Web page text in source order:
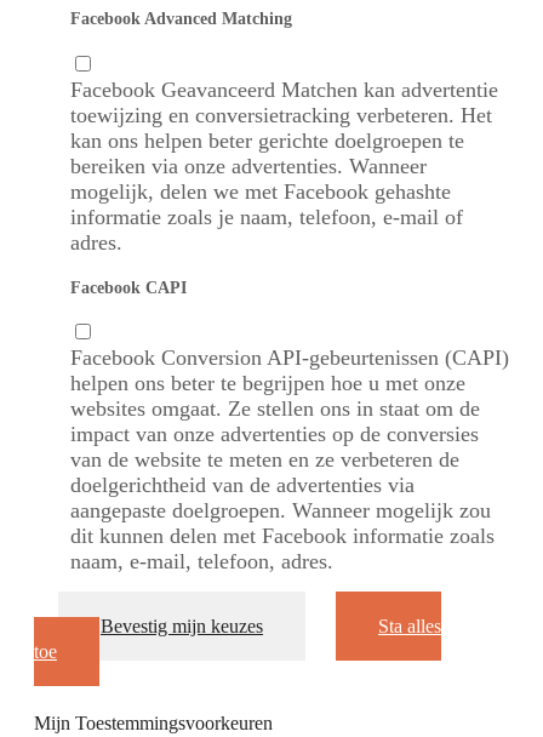
Facebook Advanced Matching
Facebook Geavanceerd Matchen kan advertentie
toewijzing en conversietracking verbeteren. Het
kan ons helpen beter gerichte doelgroepen te
bereiken via onze advertenties. Wanneer
mogelijk, delen we met Facebook gehashte
informatie zoals je naam, telefoon, e-mail of
adres.
Facebook CAPI
Facebook Conversion API-gebeurtenissen (CAPI)
helpen ons beter te begrijpen hoe u met onze
websites omgaat. Ze stellen ons in staat om de
impact van onze advertenties op de conversies
van de website te meten en ze verbeteren de
doelgerichtheid van de advertenties via
aangepaste doelgroepen. Wanneer mogelijk zou
dit kunnen delen met Facebook informatie zoals
naam, e-mail, telefoon, adres.
Bevestig mijn keuzes
Sta alles
toe
Mijn Toestemmingsvoorkeuren